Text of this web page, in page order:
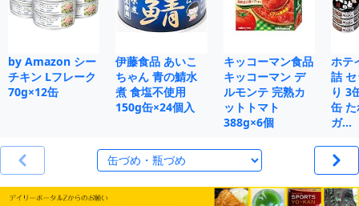
by Amazon シー
チキン Lフレーク
70g×12缶
伊藤食品 あいこ
ちゃん 青の鯖水
煮 食塩不使用
150g缶×24個入
キッコーマン食品
キッコーマン デ
ルモンテ 完熟カ
ットトマト
388g×6個
ホテ
詰
り 3
缶
ガ…